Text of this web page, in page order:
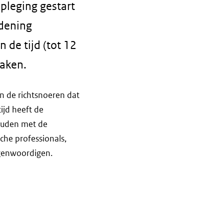
gestart
de tijd (tot 12
de richtsnoeren dat
heeft de
met de
professionals,